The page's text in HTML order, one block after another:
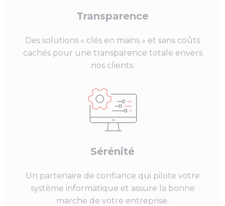
Transparence
Des solutions « clés en mains » et sans coûts
cachés pour une transparence totale envers
nos clients.
Sérénité
Un partenaire de confiance qui pilote votre
système informatique et assure la bonne
marche de votre entreprise.